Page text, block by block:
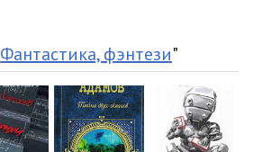
Фантастика, фэнтези"